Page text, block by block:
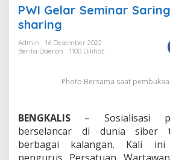
I
e
n
a
PWI Gelar Seminar
sharing
Admin
16 Desember 2022
Berita Daerah
1100 Dilihat
Photo Bersama saat
BENGKALIS – Sosialisasi
berselancar di dunia siber
berbagai kalangan. Kali